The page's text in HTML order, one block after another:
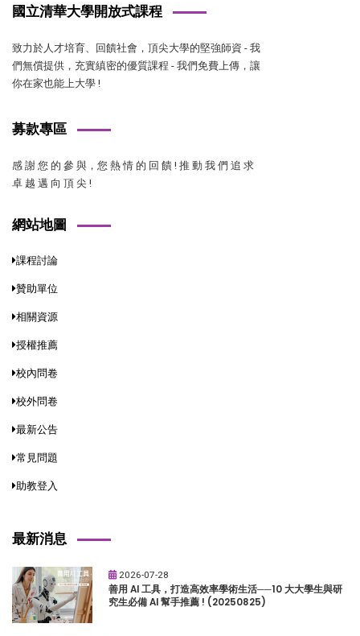
國立清華大學開放式課程
致力於人才培育、回饋社會，頂尖大學的堅強師資 - 我
們無償提供，充實縝密的優質課程 - 我們免費上傳，讓
你在家也能上大學 !
募款專區
感 謝 您 的 參 與，您 熱 情 的 回 饋 ! 推 動 我 們 追 求
卓 越 邁 向 頂 尖 !
網站地圖
課程討論
贊助單位
相關資源
授權推薦
校內問卷
校外問卷
最新公告
常見問題
助教登入
最新消息
2026-07-28
善用 AI 工具，打造高效率學術生活──10 大大學生與研
究生必備 AI 幫手推薦 ! (20250825)